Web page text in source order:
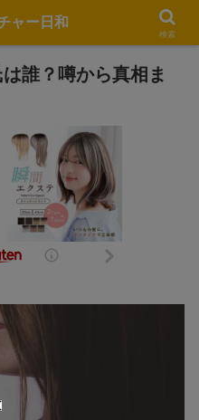
誰？噂から真相ま
ャー日和
検索